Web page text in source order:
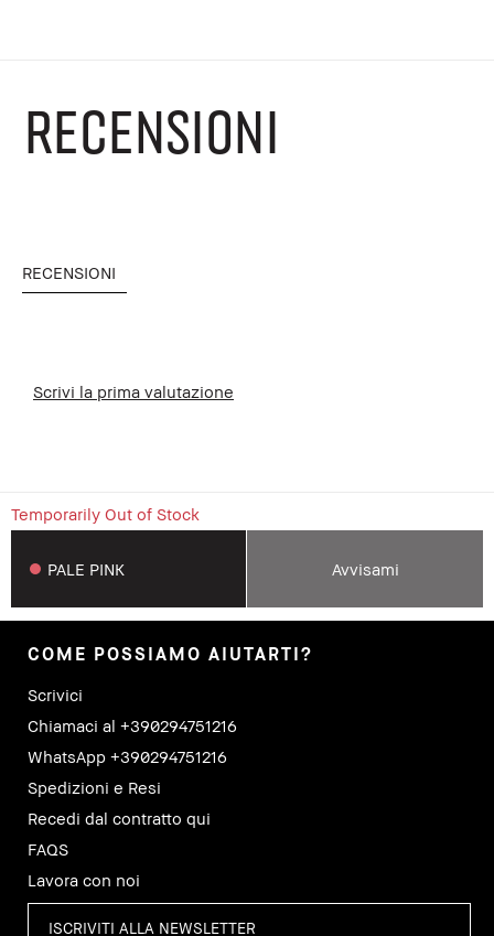
RECENSIONI
RECENSIONI
Scrivi la prima valutazione
Temporarily Out of Stock
PALE PINK Avvisami
COME POSSIAMO AIUTARTI?
Scrivici
Chiamaci al +390294751216
WhatsApp +390294751216
Spedizioni e Resi
Recedi dal contratto qui
FAQS
Lavora con noi